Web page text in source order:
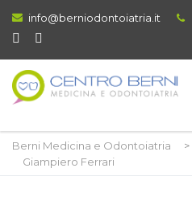
info@berniodontoiatria.it
Berni Medicina e Odontoiatria >
Giampiero Ferrari